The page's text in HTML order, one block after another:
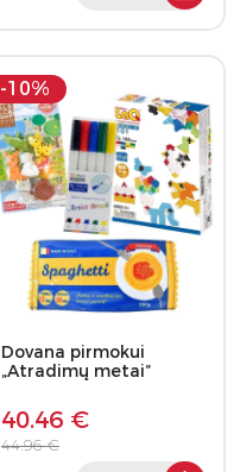
-10%
Dovana pirmokui
„Atradimų metai”
40.46 €
44.96 €